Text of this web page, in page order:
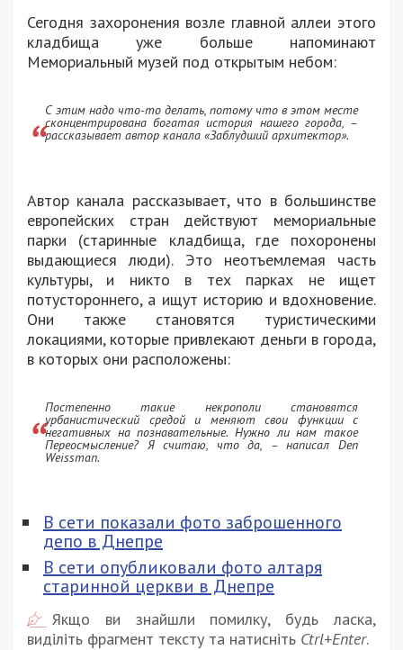
Сегодня захоронения возле главной аллеи этого
кладбища уже больше напоминают
Мемориальный музей под открытым небом:
С этим надо что-то делать, потому что в этом месте
сконцентрирована богатая история нашего города, –
рассказывает автор канала «Заблудший архитектор».
Автор канала рассказывает, что в большинстве
европейских стран действуют мемориальные
парки (старинные кладбища, где похоронены
выдающиеся люди). Это неотъемлемая часть
культуры, и никто в тех парках не ищет
потустороннего, а ищут историю и вдохновение.
Они также становятся туристическими
локациями, которые привлекают деньги в города,
в которых они расположены:
Постепенно такие некрополи становятся
урбанистический средой и меняют свои функции с
негативных на познавательные. Нужно ли нам такое
Переосмысление? Я считаю, что да, – написал Den
Weissman.
В сети показали фото заброшенного
депо в Днепре
В сети опубликовали фото алтаря
старинной церкви в Днепре
Якщо ви знайшли помилку, будь ласка,
виділіть фрагмент тексту та натисніть Ctrl+Enter.